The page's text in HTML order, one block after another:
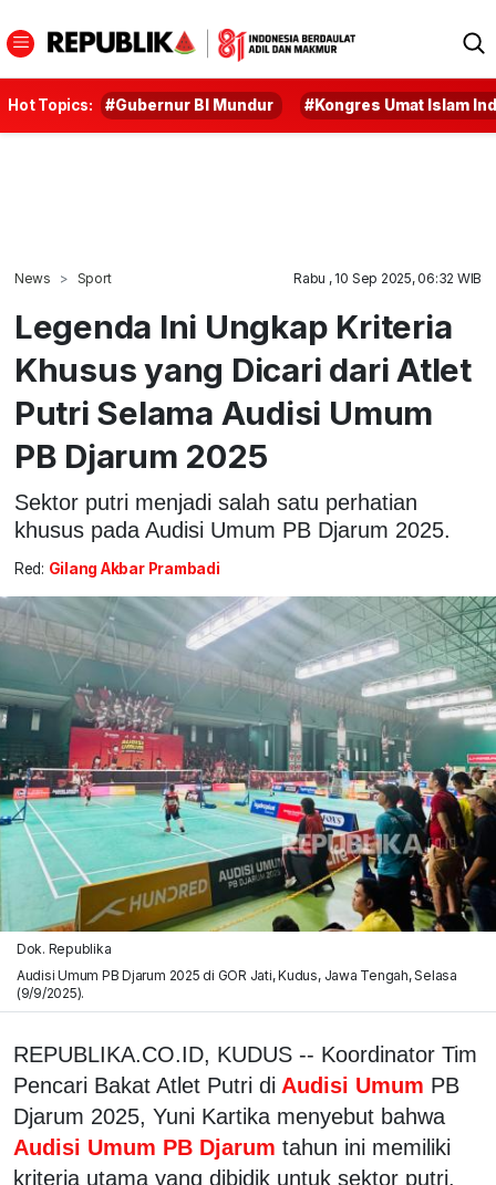
Hot Topics: #Gubernur BI Mundur #Kongres Umat Islam
News Sport Rabu , 10 Sep 2025, 06:32 WIB
Legenda Ini Ungkap Kriteria
Khusus yang Dicari dari Atlet
Putri Selama Audisi Umum
PB Djarum 2025
Sektor putri menjadi salah satu perhatian
khusus pada Audisi Umum PB Djarum 2025.
Red: Gilang Akbar Prambadi
Dok. Republika
Audisi Umum PB Djarum 2025 di GOR Jati, Kudus, Jawa Tengah, Selasa
(9/9/2025).
REPUBLIKA.CO.ID, KUDUS -- Koordinator Tim
Pencari Bakat Atlet Putri di Audisi Umum PB
Djarum 2025, Yuni Kartika menyebut bahwa
Audisi Umum PB Djarum tahun ini memiliki
kriteria utama yang dibidik untuk sektor putri.